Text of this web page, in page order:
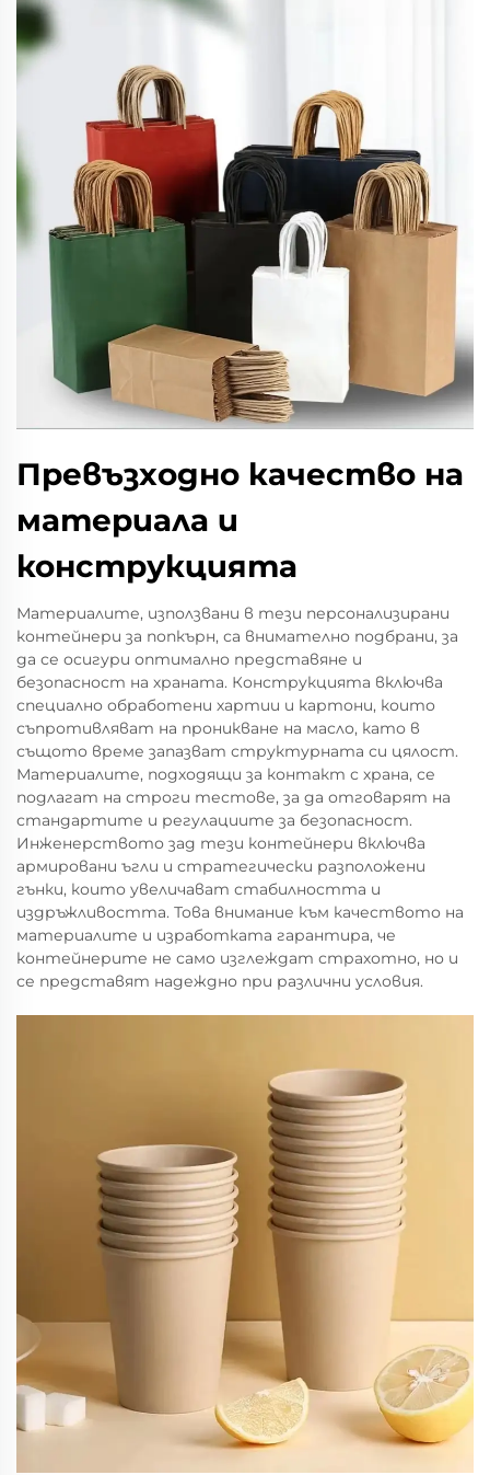
Превъзходно качество на
материала и
конструкцията
Материалите, използвани в тези персонализирани
контейнери за попкърн, са внимателно подбрани, за
да се осигури оптимално представяне и
безопасност на храната. Конструкцията включва
специално обработени хартии и картони, които
съпротивляват на проникване на масло, като в
същото време запазват структурната си цялост.
Материалите, подходящи за контакт с храна, се
подлагат на строги тестове, за да отговарят на
стандартите и регулациите за безопасност.
Инженерството зад тези контейнери включва
армировани ъгли и стратегически разположени
гънки, които увеличават стабилността и
издръжливостта. Това внимание към качеството на
материалите и изработката гарантира, че
контейнерите не само изглеждат страхотно, но и
се представят надеждно при различни условия.